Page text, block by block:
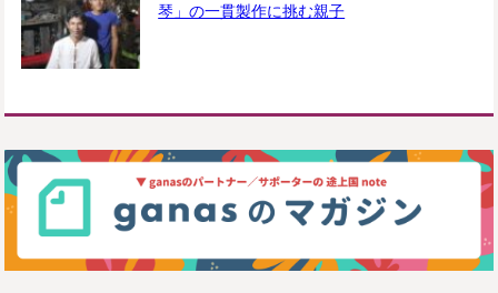
琴」の一貫製作に挑む親子